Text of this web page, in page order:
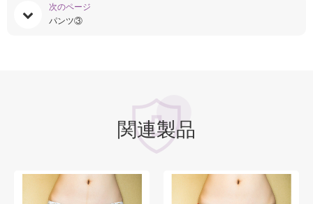
次のページ
パンツ③
関連製品